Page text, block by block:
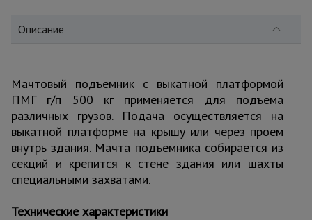
Тачки
строительные
и садовые
Лестницы
Описание
Мачтовый подъемник с выкатной платформой
ПМГ г/п 500 кг применяется для подъема
различных грузов. Подача осуществляется на
выкатной платформе на крышу или через проем
внутрь здания. Мачта подъемника собирается из
секций и крепится к стене здания или шахты
специальными захватами.
Технические характеристики